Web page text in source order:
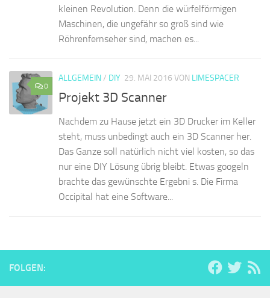
kleinen Revolution. Denn die würfelförmigen
Maschinen, die ungefähr so groß sind wie
Röhrenfernseher sind, machen es...
0
ALLGEMEIN/ DIY 29. MAI 2016 VON LIMESPACER
Projekt 3D Scanner
Nachdem zu Hause jetzt ein 3D Drucker im Keller
steht, muss unbedingt auch ein 3D Scanner her.
Das Ganze soll natürlich nicht viel kosten, so das
nur eine DIY Lösung übrig bleibt. Etwas googeln
brachte das gewünschte Ergebni s. Die Firma
Occipital hat eine Software...
FOLGEN: